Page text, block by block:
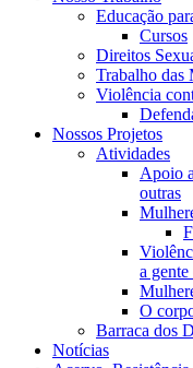
Educação
Cursos
Direitos
Trabalho das
Violência
Nossos Projetos
Atividades
Apoio
outras
a gente
O
Barraca dos
Notícias